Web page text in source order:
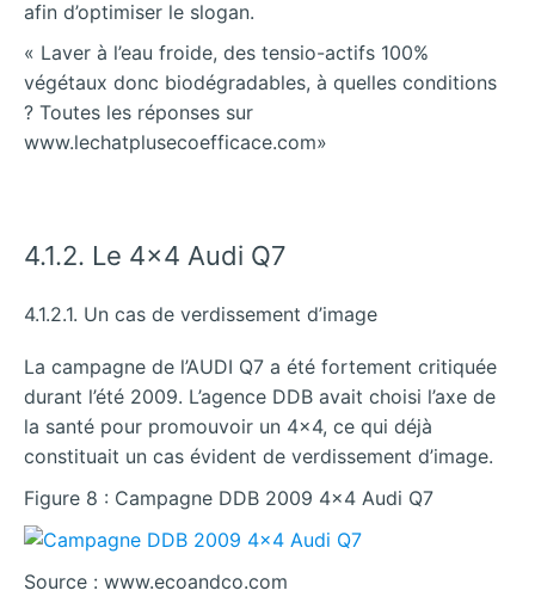
afin d’optimiser le slogan.
« Laver à l’eau froide, des tensio-actifs 100%
végétaux donc biodégradables, à quelles conditions
? Toutes les réponses sur
www.lechatplusecoefficace.com»
4.1.2. Le 4×4 Audi Q7
4.1.2.1. Un cas de verdissement d’image
La campagne de l’AUDI Q7 a été fortement critiquée
durant l’été 2009. L’agence DDB avait choisi l’axe de
la santé pour promouvoir un 4×4, ce qui déjà
constituait un cas évident de verdissement d’image.
Figure 8 : Campagne DDB 2009 4×4 Audi Q7
Source : www.ecoandco.com